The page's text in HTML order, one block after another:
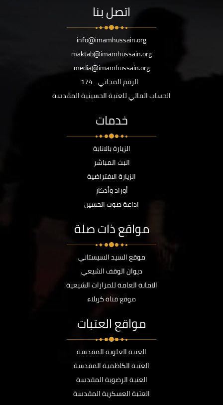
اتصل بنا
info@imamhussain.org
maktab@imamhussain.org
media@imamhussain.org
الرقم المجاني 174
الحساب المالي للعتبة الحسينية المقدسة
خدمات
الزيارة بالانابة
البث المباشر
الزيارة الافتراضية
أوراد وأذكار
اذاعة صوت الحسين
مواقع ذات صلة
موقع السيد السيستاني
ديوان الوقف الشيعي
الامانة العامة للمزارات الشيعية
موقع قناة كربلاء
مواقع العتبات
العتبة العلوية المقدسة
العتبة الكاظمية المقدسة
العتبة الرضوية المقدسة
العتبة العسكرية المقدسة